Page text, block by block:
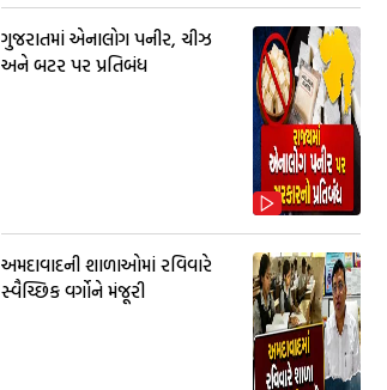
ગુજરાતમાં એનાલોગ પનીર, ચીઝ
અને બટર પર પ્રતિબંધ
અમદાવાદની શાળાઓમાં રવિવારે
સ્વૈચ્છિક વર્ગોને મંજૂરી